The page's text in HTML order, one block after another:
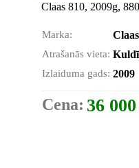
Claas 810, 2009g,
Marka:
Atrašanās vieta:
Izlaiduma gads: 2009
Cena: 36